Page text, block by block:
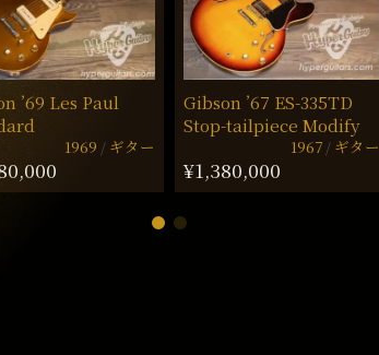
’69 Les Paul
1969 ギター
Gibson ’67 ES-335TD
Stop-tailpiece Modify
1967 ギター
¥1,380,000